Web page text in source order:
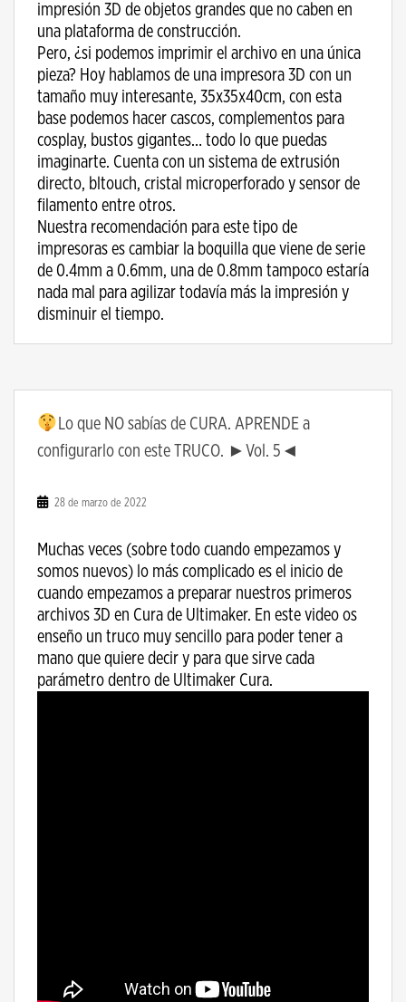
impresión 3D de objetos grandes que no caben en
una plataforma de construcción.
Pero, ¿si podemos imprimir el archivo en una única
pieza? Hoy hablamos de una impresora 3D con un
tamaño muy interesante, 35x35x40cm, con esta
base podemos hacer cascos, complementos para
cosplay, bustos gigantes… todo lo que puedas
imaginarte. Cuenta con un sistema de extrusión
directo, bltouch, cristal microperforado y sensor de
filamento entre otros.
Nuestra recomendación para este tipo de
impresoras es cambiar la boquilla que viene de serie
de 0.4mm a 0.6mm, una de 0.8mm tampoco estaría
nada mal para agilizar todavía más la impresión y
disminuir el tiempo.
Lo que NO sabías de CURA. APRENDE a
configurarlo con este TRUCO. ►Vol. 5◄
28 de marzo de 2022
Muchas veces (sobre todo cuando empezamos y
somos nuevos) lo más complicado es el inicio de
cuando empezamos a preparar nuestros primeros
archivos 3D en Cura de Ultimaker. En este video os
enseño un truco muy sencillo para poder tener a
mano que quiere decir y para que sirve cada
parámetro dentro de Ultimaker Cura.